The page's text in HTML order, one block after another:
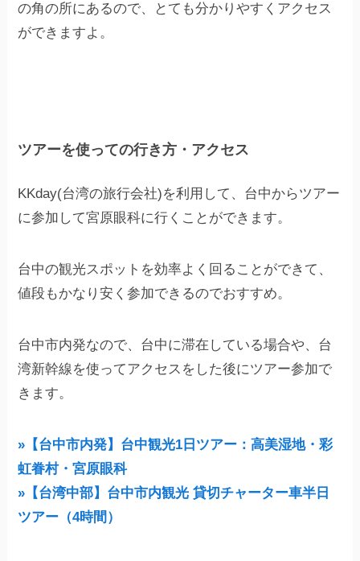
の角の所にあるので、とても分かりやすくアクセス
ができますよ。
ツアーを使っての行き方・アクセス
KKday(台湾の旅行会社)を利用して、台中からツアー
に参加して宮原眼科に行くことができます。
台中の観光スポットを効率よく回ることができて、
値段もかなり安く参加できるのでおすすめ。
台中市内発なので、台中に滞在している場合や、台
湾新幹線を使ってアクセスをした後にツアー参加で
きます。
»【台中市内発】台中観光1日ツアー：高美湿地・彩
虹眷村・宮原眼科
»【台湾中部】台中市内観光 貸切チャーター車半日
ツアー（4時間）